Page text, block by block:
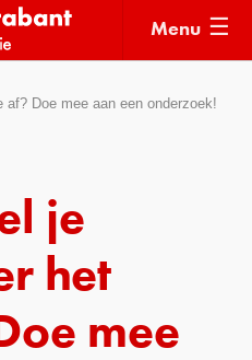
Menu
af? Doe mee aan een onderzoek!
je
het
mee